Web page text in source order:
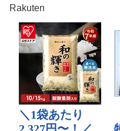
Rakuten